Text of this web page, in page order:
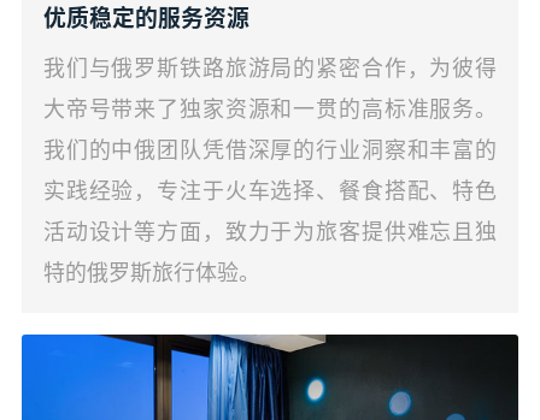
优质稳定的服务资源
我们与俄罗斯铁路旅游局的紧密合作，为彼得
大帝号带来了独家资源和一贯的高标准服务。
我们的中俄团队凭借深厚的行业洞察和丰富的
实践经验，专注于火车选择、餐食搭配、特色
活动设计等方面，致力于为旅客提供难忘且独
特的俄罗斯旅行体验。